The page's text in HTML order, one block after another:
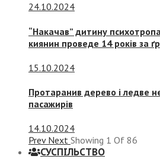
24.10.2024
“Накачав” дитину
киянин проведе 14 років за
15.10.2024
Протаранив дерево і ледве
пасажирів
14.10.2024
Prev Next Showing 1 Of 86
СУСПIЛЬСТВО